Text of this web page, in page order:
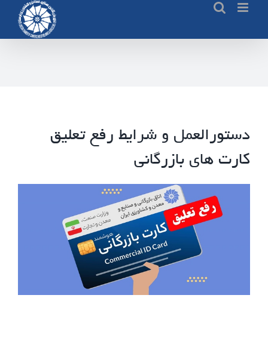
content
دستورالعمل و شرایط رفع تعلیق
کارت های بازرگانی